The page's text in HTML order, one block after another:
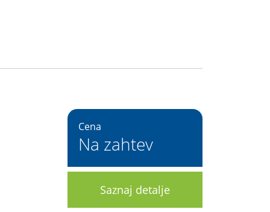
Cena
Na zahtev
Saznaj detalje